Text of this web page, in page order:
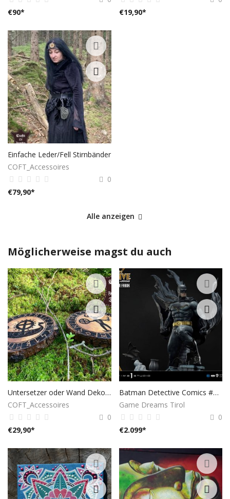
€90*
€19,90*
Einfache Leder/Fell Stirnbänder
COFT_Accessoires
0
€79,90*
Alle anzeigen
Möglicherweise magst du auch
Untersetzer oder Wand Dekoration
COFT_Accessoires
0
€29,90*
Batman Detective Comics #1000 Statue von Prime 1 Studio
Game Dreams Tirol
0
€2.099*